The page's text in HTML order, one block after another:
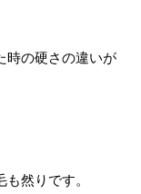
時の硬さの違いが
然りです。